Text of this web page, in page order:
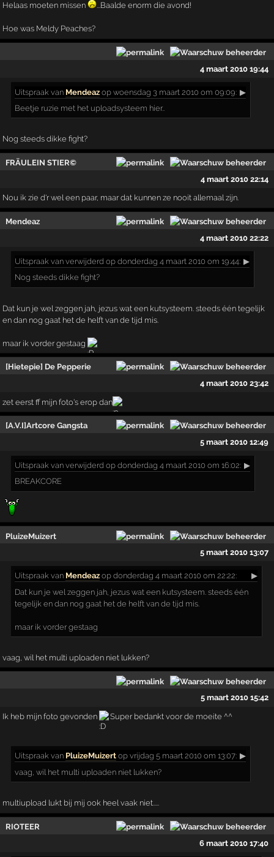
Helaas moeten missen ...Baalde enorm die avond!
Hoe was Meldy Peaches?
4 maart 2010 19:44
Uitspraak van Mendeaz op woensdag 3 maart 2010 om 09:09: ▶
Beetje ruzie met het uploadsysteem hier..
Nog steeds dikke fight?
FRÄULEIN STIER©
4 maart 2010 22:14
Nou ik zie d'r wel een paar, maar dat kunnen ze nooit allemaal zijn.
Mendeaz
4 maart 2010 22:22
Uitspraak van verwijderd op donderdag 4 maart 2010 om 19:44: ▶
Nog steeds dikke fight?
Dat kun je wel zeggen jah, jezus wat een kutsysteem. steeds één tegelijk
en dan nog gaat het de helft van de tijd mis.
maar ik vorder gestaag
[Hietepie] De Pepperie
4 maart 2010 23:42
zet eerst ff mijn foto's erop dan
[A.V.I]Artcore Gangsta
5 maart 2010 12:49
Uitspraak van verwijderd op donderdag 4 maart 2010 om 16:02: ▶
BREAKCORE
PluizeMuizert
5 maart 2010 13:07
Uitspraak van Mendeaz op donderdag 4 maart 2010 om 22:22:
▶
Dat kun je wel zeggen jah, jezus wat een kutsysteem. steeds één
tegelijk en dan nog gaat het de helft van de tijd mis.
maar ik vorder gestaag
vaag, wil het multi uploaden niet lukken?
5 maart 2010 15:42
Ik heb mijn foto gevonden Super bedankt voor de moeite ^^
Uitspraak van PluizeMuizert op vrijdag 5 maart 2010 om 13:07: ▶
vaag, wil het multi uploaden niet lukken?
multiupload lukt bij mij ook heel vaak niet.....
RIOTEER
6 maart 2010 17:40